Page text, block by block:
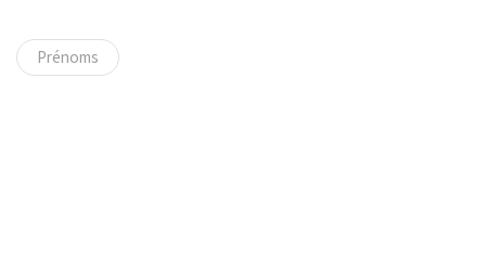
Prénoms